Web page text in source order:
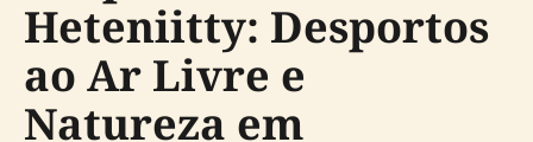
Heteniitty: Desportos
ao Ar Livre e
Natureza em